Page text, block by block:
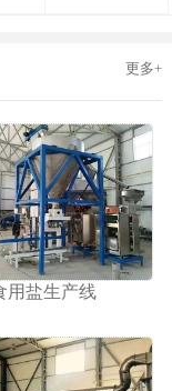
更多+
用盐生产线